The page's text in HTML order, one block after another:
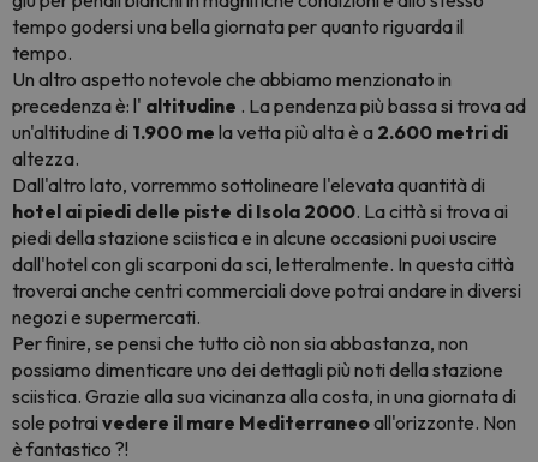
tempo godersi una bella giornata per quanto riguarda il
tempo.
Un altro aspetto notevole che abbiamo menzionato in
precedenza è: l' altitudine . La pendenza più bassa si trova ad
un'altitudine di 1.900 me la vetta più alta è a 2.600 metri di
altezza.
Dall'altro lato, vorremmo sottolineare l'elevata quantità di
hotel ai piedi delle piste di Isola 2000. La città si trova ai
piedi della stazione sciistica e in alcune occasioni puoi uscire
dall'hotel con gli scarponi da sci, letteralmente. In questa città
troverai anche centri commerciali dove potrai andare in diversi
negozi e supermercati.
Per finire, se pensi che tutto ciò non sia abbastanza, non
possiamo dimenticare uno dei dettagli più noti della stazione
sciistica. Grazie alla sua vicinanza alla costa, in una giornata di
sole potrai vedere il mare Mediterraneoall'orizzonte. Non
è fantastico ?!